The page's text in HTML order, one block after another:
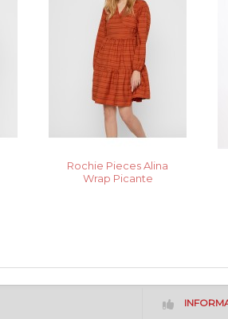
Rochie Pieces Alina
Wrap Picante